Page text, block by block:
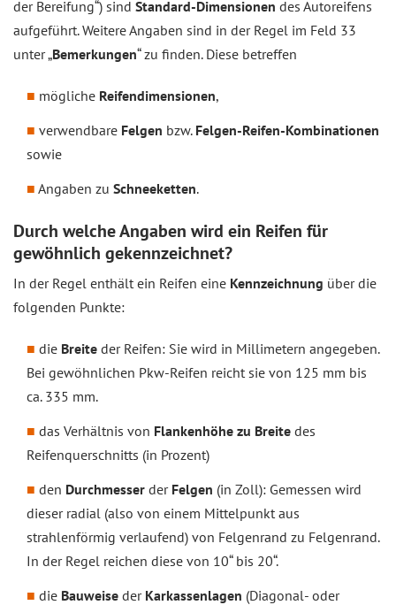
der Bereifung“) sind Standard-Dimensionen des Autoreifens
aufgeführt. Weitere Angaben sind in der Regel im Feld 33
unter „Bemerkungen“ zu finden. Diese betreffen
mögliche Reifendimensionen,
verwendbare Felgen bzw. Felgen-Reifen-Kombinationen
sowie
Angaben zu Schneeketten.
Durch welche Angaben wird ein Reifen für
gewöhnlich gekennzeichnet?
In der Regel enthält ein Reifen eine Kennzeichnung über die
folgenden Punkte:
die Breite der Reifen: Sie wird in Millimetern angegeben.
Bei gewöhnlichen Pkw-Reifen reicht sie von 125 mm bis
ca. 335 mm.
das Verhältnis von Flankenhöhe zu Breite des
Reifenquerschnitts (in Prozent)
den Durchmesser der Felgen (in Zoll): Gemessen wird
dieser radial (also von einem Mittelpunkt aus
strahlenförmig verlaufend) von Felgenrand zu Felgenrand.
In der Regel reichen diese von 10“ bis 20“.
die Bauweise der Karkassenlagen (Diagonal- oder